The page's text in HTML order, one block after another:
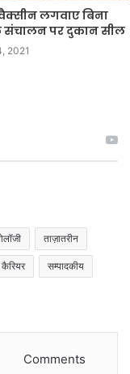
लगवाए बिना
पर दुकान सील
2021
ताज़ातरीन
कैरियर सम्पादकीय
Comments